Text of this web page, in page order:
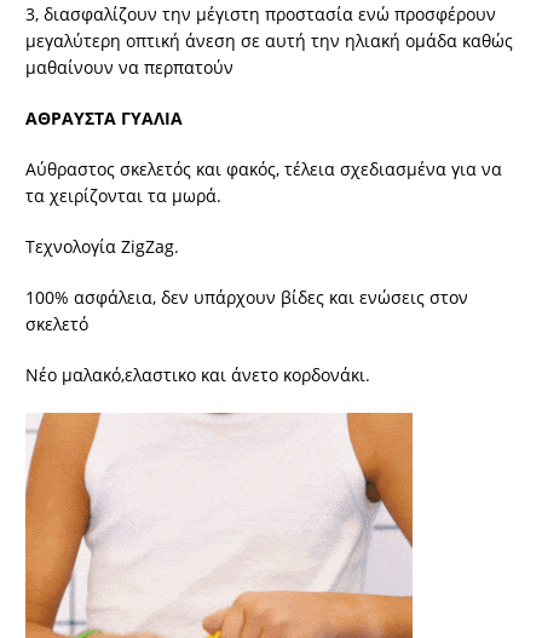
3, διασφαλίζουν την μέγιστη προστασία ενώ προσφέρουν
μεγαλύτερη οπτική άνεση σε αυτή την ηλιακή ομάδα καθώς
μαθαίνουν να περπατούν
ΑΘΡΑΥΣΤΑ ΓΥΑΛΙΑ
Αύθραστος σκελετός και φακός, τέλεια σχεδιασμένα για να
τα χειρίζονται τα μωρά.
Τεχνολογία ZigZag.
100% ασφάλεια, δεν υπάρχουν βίδες και ενώσεις στον
σκελετό
Νέο μαλακό,ελαστικο και άνετο κορδονάκι.